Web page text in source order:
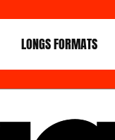
LONGS FORMATS